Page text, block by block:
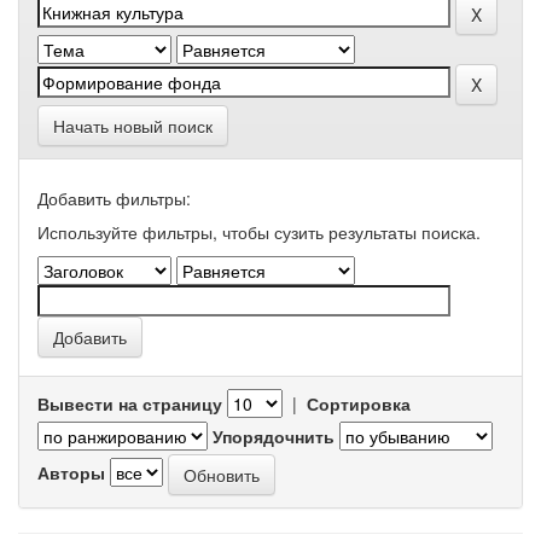
Начать новый поиск
Добавить фильтры:
Используйте фильтры, чтобы сузить результаты поиска.
Вывести на страницу | Сортировка
Упорядочнить
Авторы